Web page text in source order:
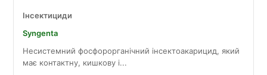
Інсектициди
Syngenta
Несистемний фосфорорганічний інсектоакарицид, який
має контактну, кишкову і...